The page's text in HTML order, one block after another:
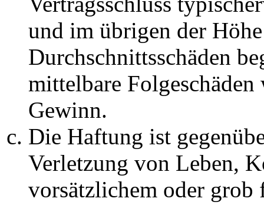
und im übrigen der
Durchschnittsschäden
mittelbare Folgeschäden
Gewinn.
Die Haftung ist
Verletzung von Leben,
vorsätzlichem oder grob